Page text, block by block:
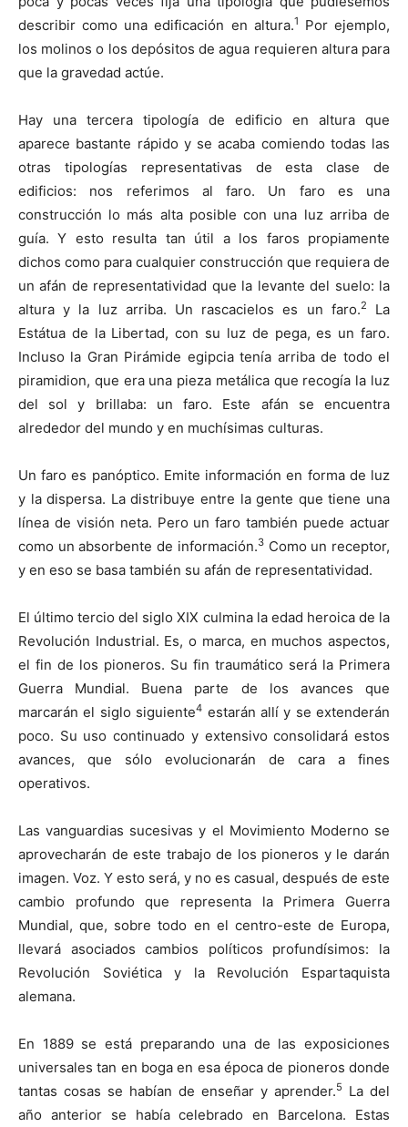
describir como una edificación en altura.1
Por ejemplo,
los molinos o los depósitos de agua requieren altura para
que la gravedad actúe.
Hay una tercera tipología de edificio en altura que
aparece bastante rápido y se acaba comiendo todas las
otras tipologías representativas de esta clase de
edificios: nos referimos al faro. Un faro es una
construcción lo más alta posible con una luz arriba de
guía. Y esto resulta tan útil a los faros propiamente
dichos como para cualquier construcción que requiera de
un afán de representatividad que la levante del suelo: la
altura y la luz arriba. Un rascacielos es un faro.2
La
Estátua de la Libertad, con su luz de pega, es un faro.
Incluso la Gran Pirámide egipcia tenía arriba de todo el
piramidion, que era una pieza metálica que recogía la luz
del sol y brillaba: un faro. Este afán se encuentra
alrededor del mundo y en muchísimas culturas.
Un faro es panóptico. Emite información en forma de luz
y la dispersa. La distribuye entre la gente que tiene una
línea de visión neta. Pero un faro también puede actuar
como un absorbente de información.3Como un receptor,
y en eso se basa también su afán de representatividad.
El último tercio del siglo XIX culmina la edad heroica de la
Revolución Industrial. Es, o marca, en muchos aspectos,
el fin de los pioneros. Su fin traumático será la Primera
Guerra Mundial. Buena parte de los avances que
marcarán el siglo siguiente4 estarán allí y se extenderán
poco. Su uso continuado y extensivo consolidará estos
avances, que sólo evolucionarán de cara a fines
operativos.
Las vanguardias sucesivas y el Movimiento Moderno se
aprovecharán de este trabajo de los pioneros y le darán
imagen. Voz. Y esto será, y no es casual, después de este
cambio profundo que representa la Primera Guerra
Mundial, que, sobre todo en el centro-este de Europa,
llevará asociados cambios políticos profundísimos: la
Revolución Soviética y la Revolución Espartaquista
alemana.
En 1889 se está preparando una de las exposiciones
universales tan en boga en esa época de pioneros donde
tantas cosas se habían de enseñar y aprender.5
La del
año anterior se había celebrado en Barcelona. Estas